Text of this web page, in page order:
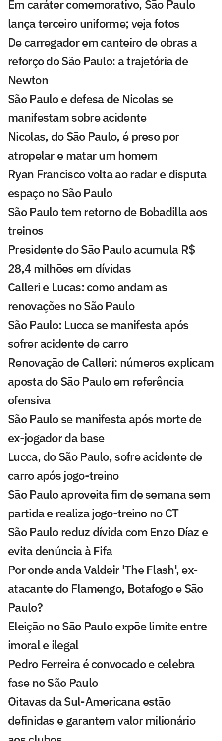
Em caráter comemorativo, São Paulo
lança terceiro uniforme; veja fotos
De carregador em canteiro de obras a
reforço do São Paulo: a trajetória de
Newton
São Paulo e defesa de Nicolas se
manifestam sobre acidente
Nicolas, do São Paulo, é preso por
atropelar e matar um homem
Ryan Francisco volta ao radar e disputa
espaço no São Paulo
São Paulo tem retorno de Bobadilla aos
treinos
Presidente do São Paulo acumula R$
28,4 milhões em dívidas
Calleri e Lucas: como andam as
renovações no São Paulo
São Paulo: Lucca se manifesta após
sofrer acidente de carro
Renovação de Calleri: números explicam
aposta do São Paulo em referência
ofensiva
São Paulo se manifesta após morte de
ex-jogador da base
Lucca, do São Paulo, sofre acidente de
carro após jogo-treino
São Paulo aproveita fim de semana sem
partida e realiza jogo-treino no CT
São Paulo reduz dívida com Enzo Díaz e
evita denúncia à Fifa
Por onde anda Valdeir 'The Flash', ex-
atacante do Flamengo, Botafogo e São
Paulo?
Eleição no São Paulo expõe limite entre
imoral e ilegal
Pedro Ferreira é convocado e celebra
fase no São Paulo
Oitavas da Sul-Americana estão
definidas e garantem valor milionário